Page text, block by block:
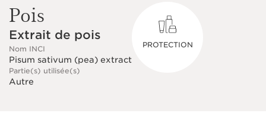
Pois
Extrait de pois
Nom INCI
Pisum sativum (pea) extract
Partie(s) utilisée(s)
Autre
PROTECTION